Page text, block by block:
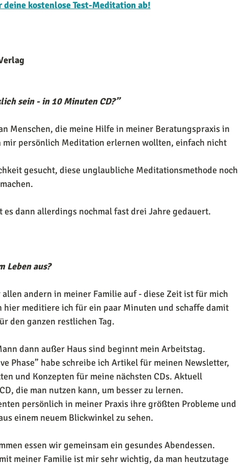
deine kostenlose Test-Meditation ab!
sein - in 10 Minuten CD?”
Menschen, die meine Hilfe in meiner Beratungspraxis in
mir persönlich Meditation erlernen wollten, einfach nicht
gesucht, diese unglaubliche Meditationsmethode noch
es dann allerdings nochmal fast drei Jahre gedauert.
Leben aus?
andern in meiner Familie auf - diese Zeit ist für mich
hier meditiere ich für ein paar Minuten und schaffe damit
den ganzen restlichen Tag.
dann außer Haus sind beginnt mein Arbeitstag.
Phase” habe schreibe ich Artikel für meinen Newsletter,
und Konzepten für meine nächsten CDs. Aktuell
die man nutzen kann, um besser zu lernen.
persönlich in meiner Praxis ihre größten Probleme und
einem neuem Blickwinkel zu sehen.
essen wir gemeinsam ein gesundes Abendessen.
meiner Familie ist mir sehr wichtig, da man heutzutage